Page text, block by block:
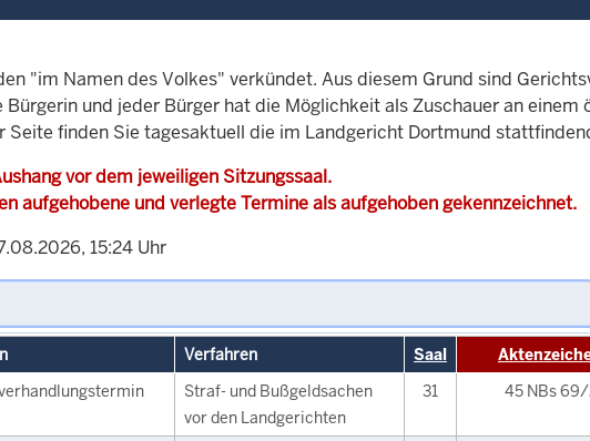
"im Namen des Volkes" verkündet. Aus diesem Grund sind
und jeder Bürger hat die Möglichkeit als Zuschauer an
Seite finden Sie tagesaktuell die im Landgericht Dortmund
vor dem jeweiligen Sitzungssaal.
aufgehobene und verlegte Termine als aufgehoben gekennzeichnet.
15:24 Uhr
Verfahren Saal
Straf- und Bußgeldsachen
vor den Landgerichten
31 45 NBs